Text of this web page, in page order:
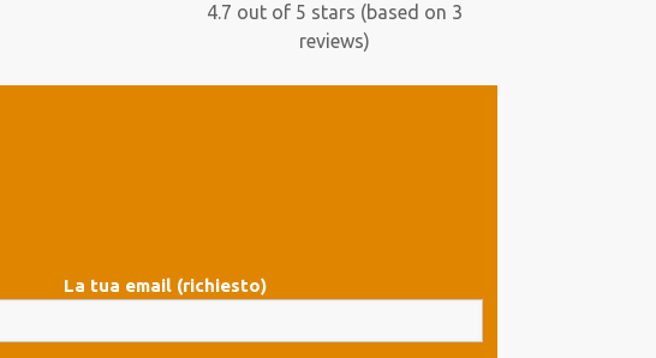
4.7 out of 5 stars (based on 3
reviews)
La tua email (richiesto)